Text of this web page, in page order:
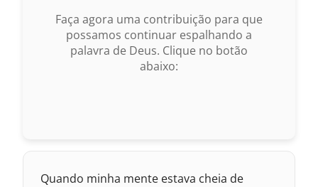
1969 – Almeida Revisada e Corrigida
1993 – Almeida Revisada e Atualizada
Faça agora uma contribuição para que
possamos continuar espalhando a
palavra de Deus. Clique no botão
abaixo:
Quando minha mente estava cheia de